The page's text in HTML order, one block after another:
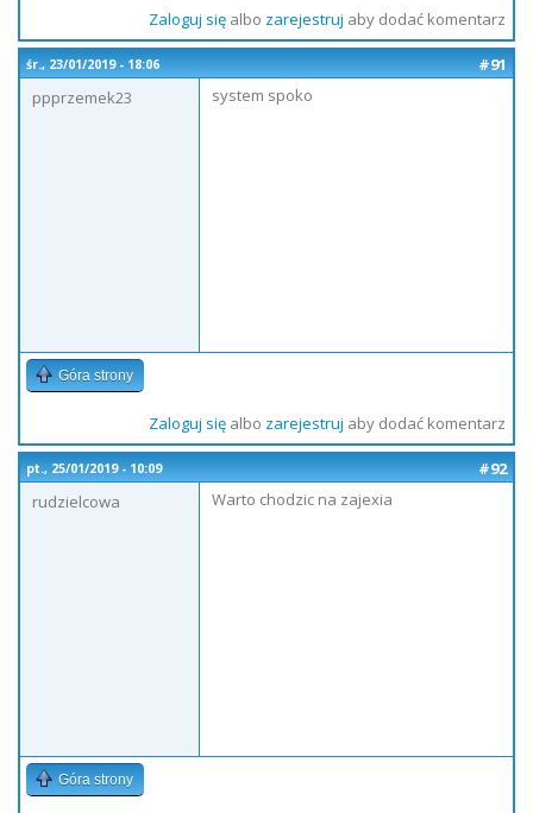
Zaloguj sięalbo zarejestruj aby dodać komentarz
śr., 23/01/2019 - 18:06
#91
ppprzemek23
system spoko
Góra strony
Zaloguj sięalbo zarejestruj aby dodać komentarz
pt., 25/01/2019 - 10:09
#92
rudzielcowa
Warto chodzic na zajexia
Góra strony